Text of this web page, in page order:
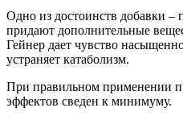
Одно из достоинств добавки –
придают дополнительные
Гейнер дает чувство
устраняет катаболизм.
При правильном применении
эффектов сведен к минимуму.